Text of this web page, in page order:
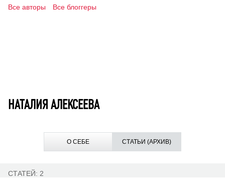
Все авторы
Все блоггеры
НАТАЛИЯ АЛЕКСЕЕВА
О СЕБЕ СТАТЬИ (АРХИВ)
СТАТЕЙ: 2